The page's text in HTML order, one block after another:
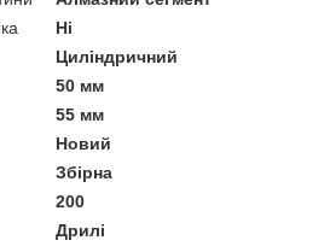
Ні
Циліндричний
50 мм
55 мм
Новий
Збірна
200
Дрилі